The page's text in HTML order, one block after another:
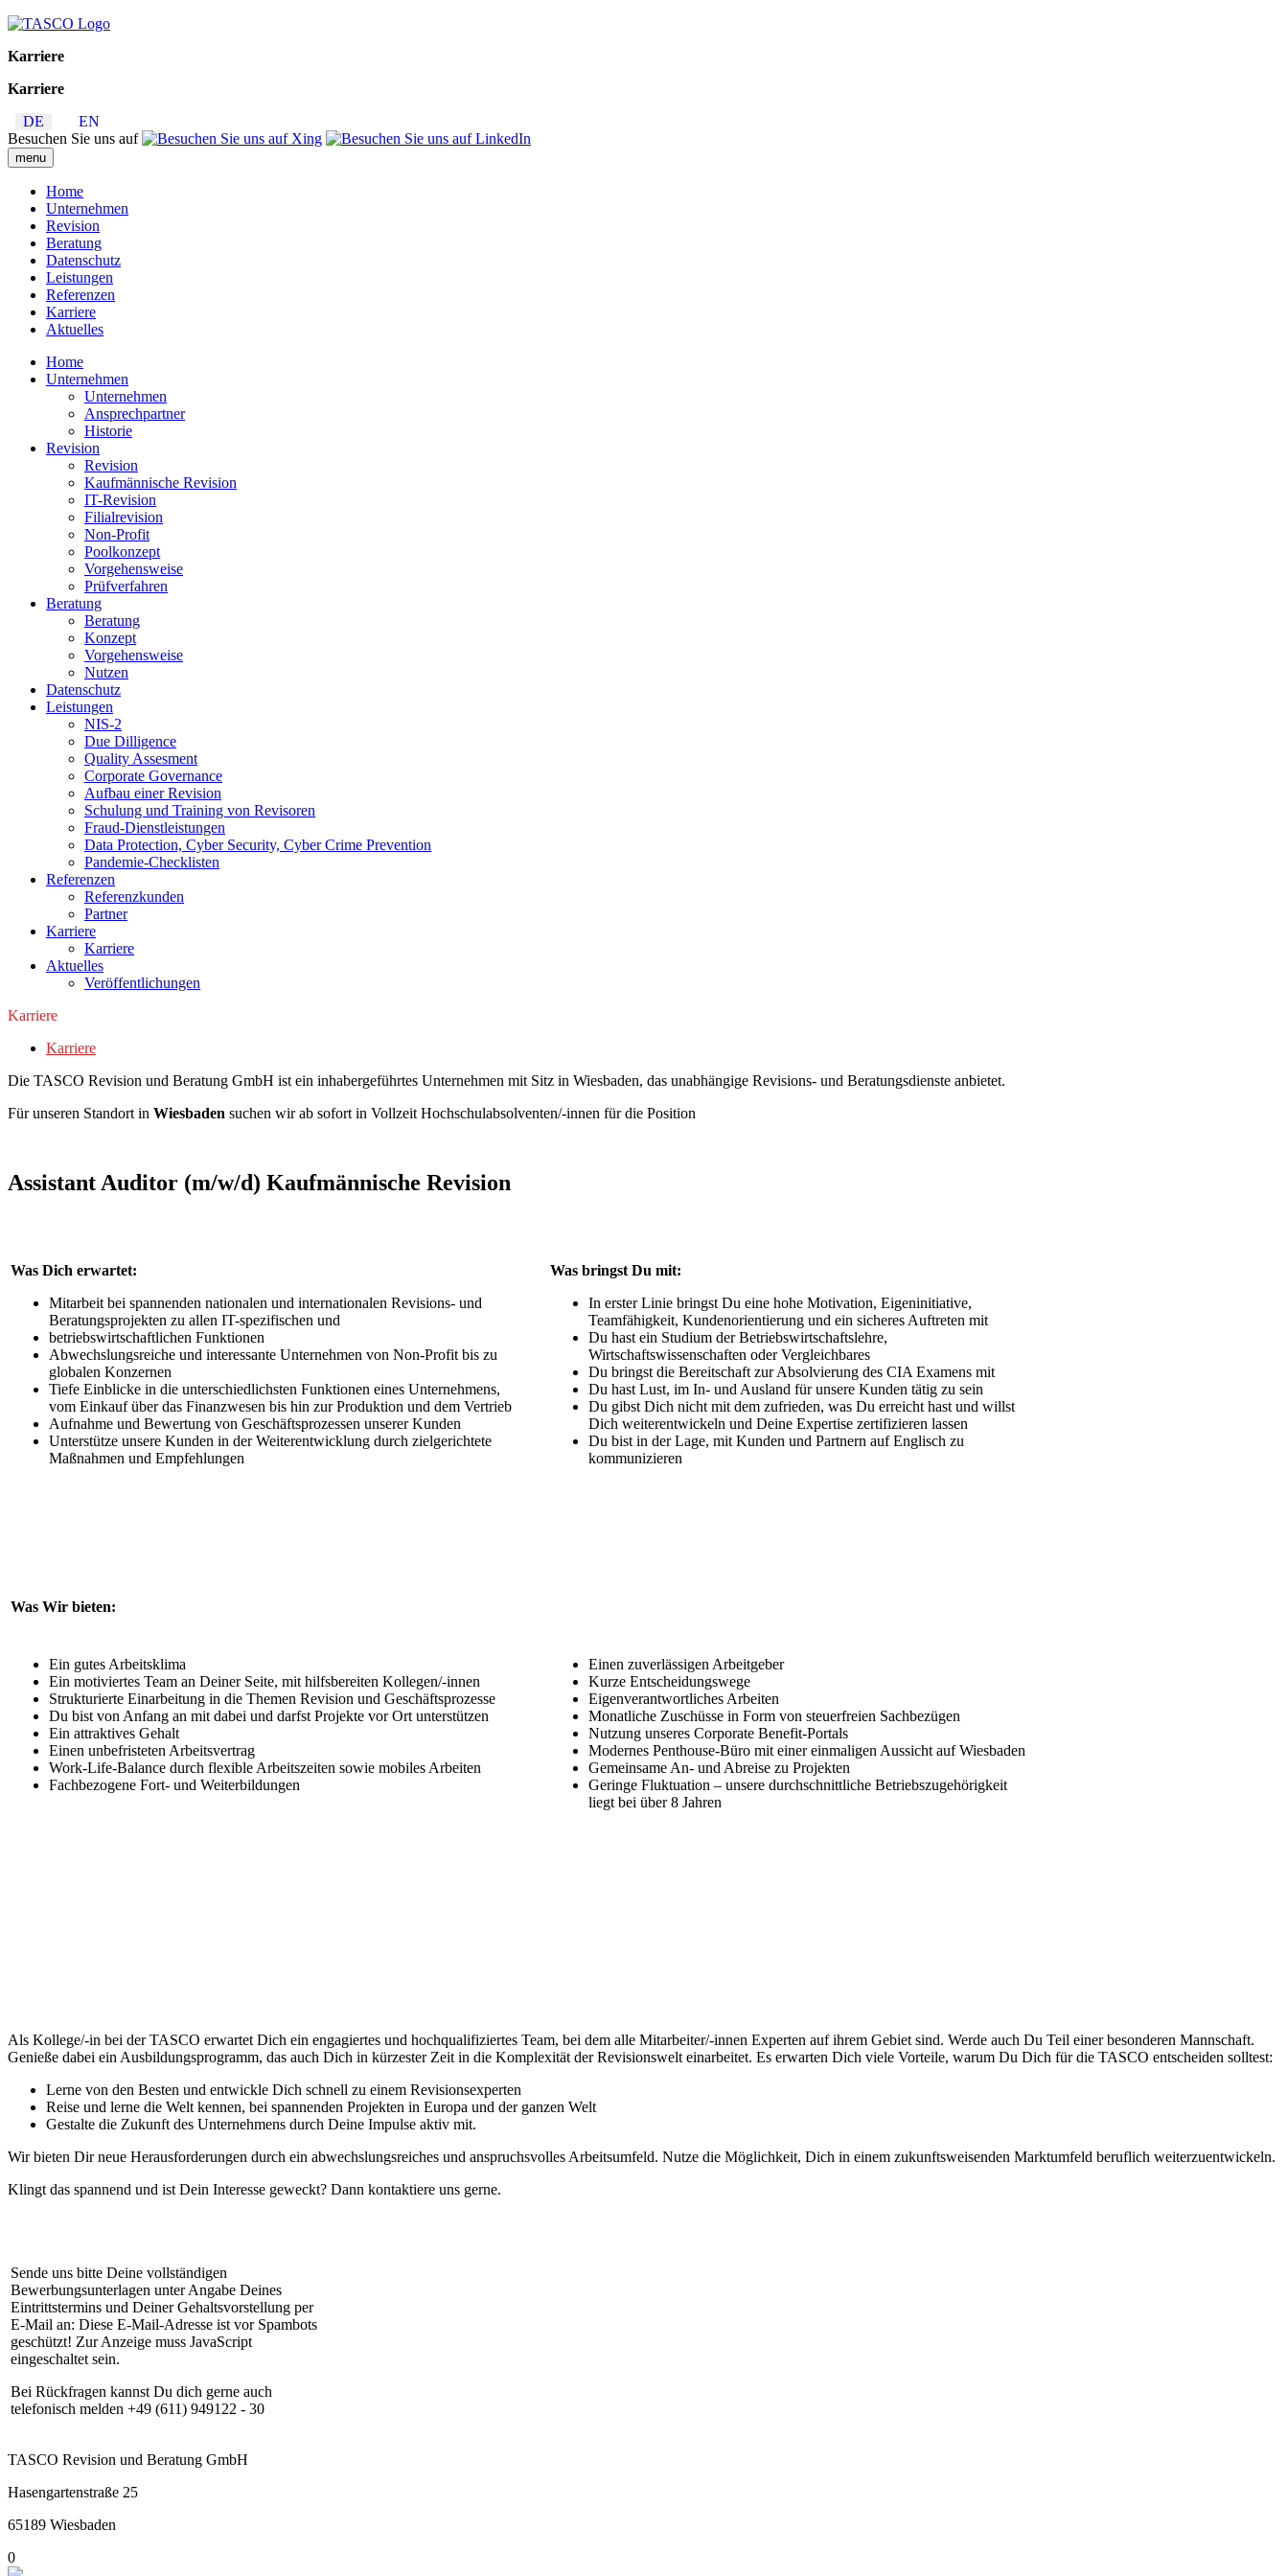
Karriere
Karriere
DE
EN
Besuchen Sie uns auf
menu
Home
Unternehmen
Revision
Beratung
Datenschutz
Leistungen
Referenzen
Karriere
Aktuelles
Home
Unternehmen
Unternehmen
Ansprechpartner
Historie
Revision
Revision
Kaufmännische Revision
IT-Revision
Filialrevision
Non-Profit
Poolkonzept
Vorgehensweise
Prüfverfahren
Beratung
Beratung
Konzept
Vorgehensweise
Nutzen
Datenschutz
Leistungen
NIS-2
Due Dilligence
Quality Assesment
Corporate Governance
Aufbau einer Revision
Schulung und Training von Revisoren
Fraud-Dienstleistungen
Data Protection, Cyber Security, Cyber Crime Prevention
Pandemie-Checklisten
Referenzen
Referenzkunden
Partner
Karriere
Karriere
Aktuelles
Veröffentlichungen
Karriere
Karriere
Die TASCO Revision und Beratung GmbH ist ein inhabergeführtes Unternehmen mit Sitz in Wiesbaden, das unabhängige Revisions- und Beratungsdienste anbietet.
Für unseren Standort in Wiesbaden suchen wir ab sofort in Vollzeit Hochschulabsolventen/-innen für die Position
Assistant Auditor (m/w/d) Kaufmännische Revision
Was Dich erwartet:
Mitarbeit bei spannenden nationalen und internationalen Revisions- und
Beratungsprojekten zu allen IT-spezifischen und
betriebswirtschaftlichen Funktionen
Abwechslungsreiche und interessante Unternehmen von Non-Profit bis zu
globalen Konzernen
Tiefe Einblicke in die unterschiedlichsten Funktionen eines Unternehmens,
vom Einkauf über das Finanzwesen bis hin zur Produktion und dem Vertrieb
Aufnahme und Bewertung von Geschäftsprozessen unserer Kunden
Unterstütze unsere Kunden in der Weiterentwicklung durch zielgerichtete
Maßnahmen und Empfehlungen
Was bringst Du mit:
In erster Linie bringst Du eine hohe Motivation, Eigeninitiative,
Teamfähigkeit, Kundenorientierung und ein sicheres Auftreten mit
Du hast ein Studium der Betriebswirtschaftslehre,
Wirtschaftswissenschaften oder Vergleichbares
Du bringst die Bereitschaft zur Absolvierung des CIA Examens mit
Du hast Lust, im In- und Ausland für unsere Kunden tätig zu sein
Du gibst Dich nicht mit dem zufrieden, was Du erreicht hast und willst
Dich weiterentwickeln und Deine Expertise zertifizieren lassen
Du bist in der Lage, mit Kunden und Partnern auf Englisch zu
kommunizieren
Was Wir bieten:
Ein gutes Arbeitsklima
Ein motiviertes Team an Deiner Seite, mit hilfsbereiten Kollegen/-innen
Strukturierte Einarbeitung in die Themen Revision und Geschäftsprozesse
Du bist von Anfang an mit dabei und darfst Projekte vor Ort unterstützen
Ein attraktives Gehalt
Einen unbefristeten Arbeitsvertrag
Work-Life-Balance durch flexible Arbeitszeiten sowie mobiles Arbeiten
Fachbezogene Fort- und Weiterbildungen
Einen zuverlässigen Arbeitgeber
Kurze Entscheidungswege
Eigenverantwortliches Arbeiten
Monatliche Zuschüsse in Form von steuerfreien Sachbezügen
Nutzung unseres Corporate Benefit-Portals
Modernes Penthouse-Büro mit einer einmaligen Aussicht auf Wiesbaden
Gemeinsame An- und Abreise zu Projekten
Geringe Fluktuation – unsere durchschnittliche Betriebszugehörigkeit
liegt bei über 8 Jahren
Als Kollege/-in bei der TASCO erwartet Dich ein engagiertes und hochqualifiziertes Team, bei dem alle Mitarbeiter/-innen Experten auf ihrem Gebiet sind. Werde auch Du Teil einer besonderen Mannschaft.
Genieße dabei ein Ausbildungsprogramm, das auch Dich in kürzester Zeit in die Komplexität der Revisionswelt einarbeitet. Es erwarten Dich viele Vorteile, warum Du Dich für die TASCO entscheiden solltest:
Lerne von den Besten und entwickle Dich schnell zu einem Revisionsexperten
Reise und lerne die Welt kennen, bei spannenden Projekten in Europa und der ganzen Welt
Gestalte die Zukunft des Unternehmens durch Deine Impulse aktiv mit.
Wir bieten Dir neue Herausforderungen durch ein abwechslungsreiches und anspruchsvolles Arbeitsumfeld. Nutze die Möglichkeit, Dich in einem zukunftsweisenden Marktumfeld beruflich weiterzuentwickeln.
Klingt das spannend und ist Dein Interesse geweckt? Dann kontaktiere uns gerne.
Sende uns bitte Deine vollständigen
Bewerbungsunterlagen unter Angabe Deines
Eintrittstermins und Deiner Gehaltsvorstellung per
E-Mail an: Diese E-Mail-Adresse ist vor Spambots
geschützt! Zur Anzeige muss JavaScript
eingeschaltet sein.
Bei Rückfragen kannst Du dich gerne auch
telefonisch melden +49 (611) 949122 - 30
TASCO Revision und Beratung GmbH
Hasengartenstraße 25
65189 Wiesbaden
0